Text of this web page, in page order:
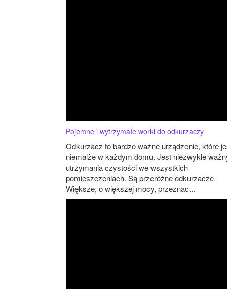
Pojemne i wytrzymałe worki do odkurzaczy
Odkurzacz to bardzo ważne urządzenie, które
niemalże w każdym domu. Jest niezwykle
utrzymania czystości we wszystkich
pomieszczeniach. Są przeróżne odkurzacze.
Większe, o większej mocy, przeznac...